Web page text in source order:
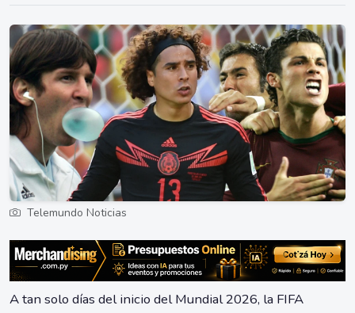
Telemundo Noticias
A tan solo días del inicio del Mundial 2026, la FIFA